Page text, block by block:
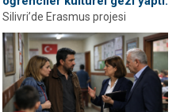
Silivri’de Erasmus projesi
kapsamında Bulgar öğrenciler
kültürel gezi yaptı. TÜRAM’da
staj öncesi keşif gerçekleştirdiler.